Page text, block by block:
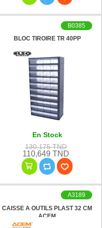
BLOC TIROIRE TR 40PP
B0385
En Stock
130,175 TND
110,649 TND
CAISSE A OUTILS PLAST 32 CM
ACEM
A3189